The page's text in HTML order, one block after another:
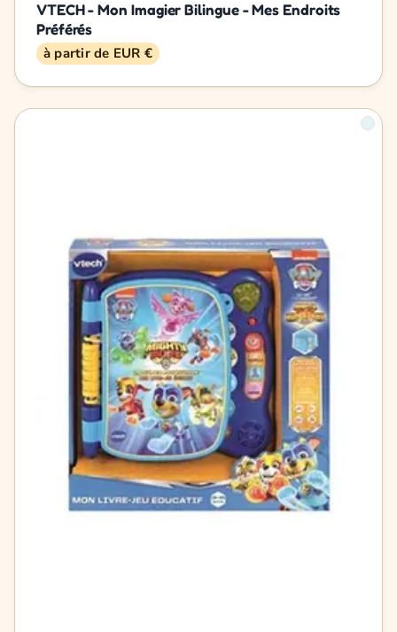
VTECH - Mon Imagier Bilingue - Mes Endroits
Préférés
à partir de EUR €